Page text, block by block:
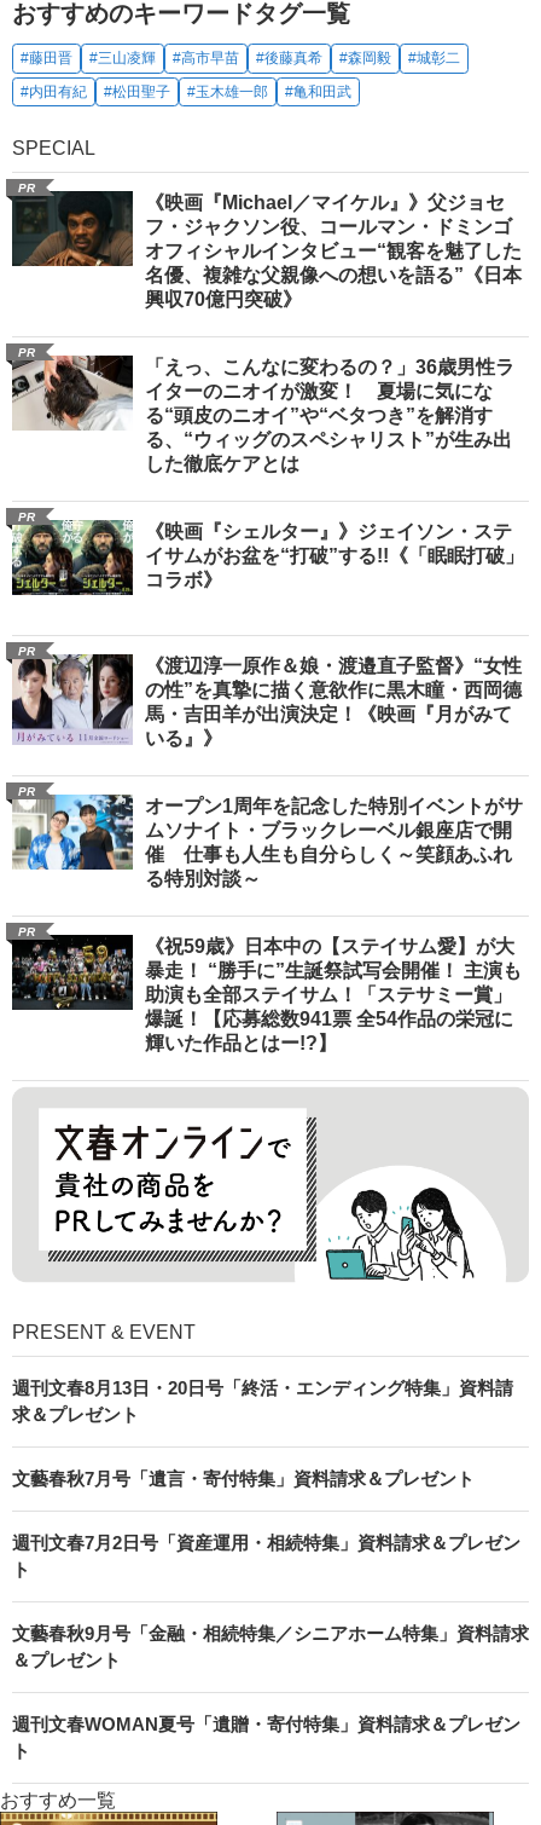
おすすめのキーワードタグ一覧
#藤田晋 #三山凌輝 #高市早苗 #後藤真希 #森岡毅
#城彰二
#内田有紀
#松田聖子 #玉木雄一郎 #亀和田武
SPECIAL
PR
《映画『Michael／マイケル』》父ジョセ
フ・ジャクソン役、コールマン・ドミンゴ
オフィシャルインタビュー“観客を魅了した
名優、複雑な父親像への想いを語る”《日本
興収70億円突破》
PR
「えっ、こんなに変わるの？」36歳男性ラ
イターのニオイが激変！ 夏場に気にな
る“頭皮のニオイ”や“ベタつき”を解消す
る、“ウィッグのスペシャリスト”が生み出
した徹底ケアとは
PR
《映画『シェルター』》ジェイソン・ステ
イサムがお盆を“打破”する!!《「眠眠打破」
コラボ》
PR
《渡辺淳一原作＆娘・渡邉直子監督》“女性
の性”を真摯に描く意欲作に黒木瞳・西岡德
馬・吉田羊が出演決定！《映画『月がみて
いる』》
PR
オープン1周年を記念した特別イベントがサ
ムソナイト・ブラックレーベル銀座店で開
催 仕事も人生も自分らしく～笑顔あふれ
る特別対談～
PR
《祝59歳》日本中の【ステイサム愛】が大
暴走！ “勝手に”生誕祭試写会開催！ 主演も
助演も全部ステイサム！「ステサミー賞」
爆誕！【応募総数941票 全54作品の栄冠に
輝いた作品とはー!?】
PRESENT & EVENT
週刊文春8月13日・20日号「終活・エンディング特集」資料請
求＆プレゼント
文藝春秋7月号「遺言・寄付特集」資料請求＆プレゼント
週刊文春7月2日号「資産運用・相続特集」資料請求＆プレゼン
ト
文藝春秋9月号「金融・相続特集／シニアホーム特集」資料請求
＆プレゼント
週刊文春WOMAN夏号「遺贈・寄付特集」資料請求＆プレゼン
ト
おすすめ一覧